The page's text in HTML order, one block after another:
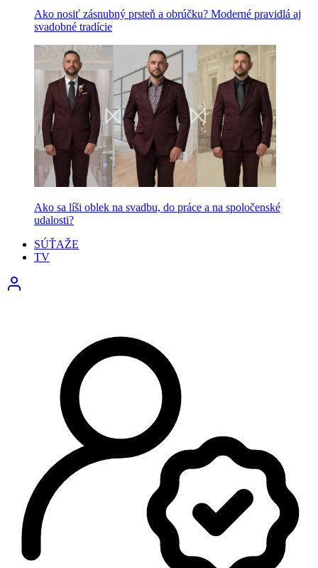
Ako nosiť zásnubný prsteň a obrúčku? Moderné pravidlá aj
svadobné tradície
Ako sa líši oblek na svadbu, do práce a na spoločenské
udalosti?
SÚŤAŽE
TV